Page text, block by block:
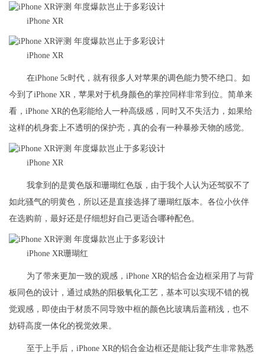
iPhone XR
iPhone XR
在iPhone 5c时代，就有很多人对苹果的调色能力赞不绝口。如
今到了iPhone XR，苹果对于机身颜色的掌控同样非常到位。简单来
看，iPhone XR的色彩能给人一种高级感，同时又不失活力，如果给
这样的机身套上不透明的保护壳，真的会有一种暴殄天物的感觉。
iPhone XR
我拿到的是黄色版和珊瑚红色版，由于我个人认为还驾驭不了
如此骚气的明黄色，所以还是直接选择了珊瑚红版本。各位小伙伴
在选购前，最好还是仔细想好自己更适合哪种配色。
iPhone XR珊瑚红
为了带来更加一致的观感，iPhone XR的铝合金边框采用了与背
板同色的设计，通过成熟的阳极氧化工艺，基本可以实现不错的视
觉观感，即使由于材质不同导致中框的颜色比玻璃后盖稍浅，也不
妨碍高度一体化的视觉效果。
至于上手后，iPhone XR的铝合金边框还是能让我产生非常熟悉